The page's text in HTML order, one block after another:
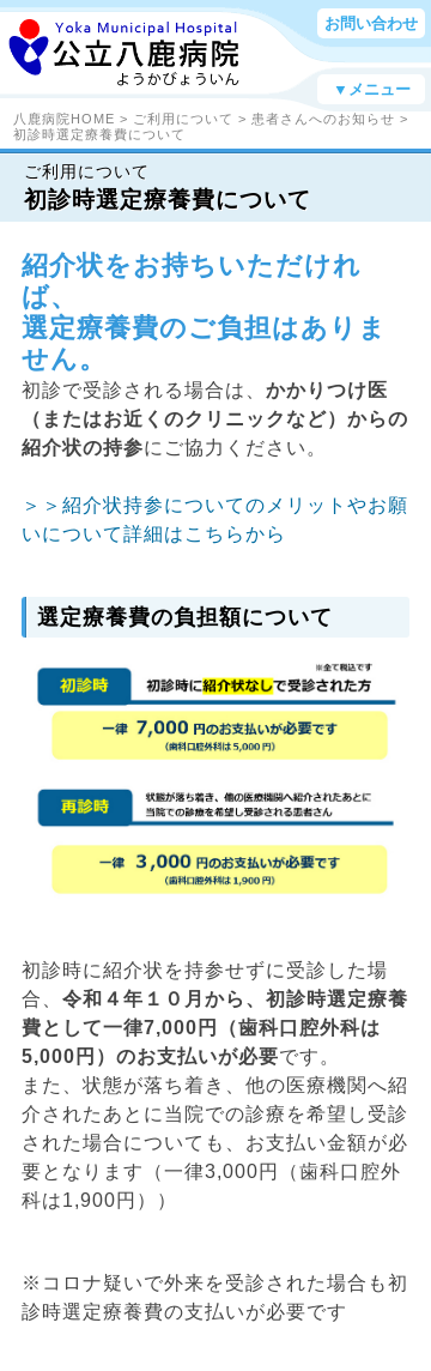
お問い合わせ
▼メニュー
八鹿病院HOME > ご利用について > 患者さんへのお知らせ >
初診時選定療養費について
ご利用について
初診時選定療養費について
紹介状をお持ちいただけれ
ば、
選定療養費のご負担はありま
せん。
初診で受診される場合は、 かかりつけ医
（またはお近くのクリニックなど）からの
紹介状の持参にご協力ください。
＞＞紹介状持参についてのメリットやお願
いについて詳細はこちらから
選定療養費の負担額について
初診時に紹介状を持参せずに受診した場
合、 令和４年１０月から、初診時選定療養
費として一律7,000円（歯科口腔外科は
5,000円）のお支払いが必要です。
また、状態が落ち着き、他の医療機関へ紹
介されたあとに当院での診療を希望し受診
された場合についても、お支払い金額が必
要となります（一律3,000円（歯科口腔外
科は1,900円））
※コロナ疑いで外来を受診された場合も初
診時選定療養費の支払いが必要です